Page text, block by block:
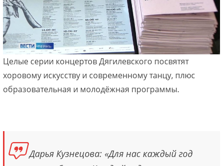
Целые серии концертов Дягилевского посвятят
хоровому искусству и современному танцу, плюс
образовательная и молодёжная программы.
Дарья Кузнецова: «Для нас каждый год